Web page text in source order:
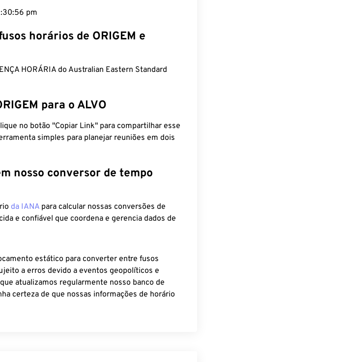
pm
horários de ORIGEM e
HORÁRIA do Australian Eastern Standard
para o ALVO
no botão "Copiar Link" para compartilhar esse
simples para planejar reuniões em dois
nosso conversor de tempo
da IANA para calcular nossas conversões de
e confiável que coordena e gerencia dados de
estático para converter entre fusos
a erros devido a eventos geopolíticos e
atualizamos regularmente nosso banco de
certeza de que nossas informações de horário